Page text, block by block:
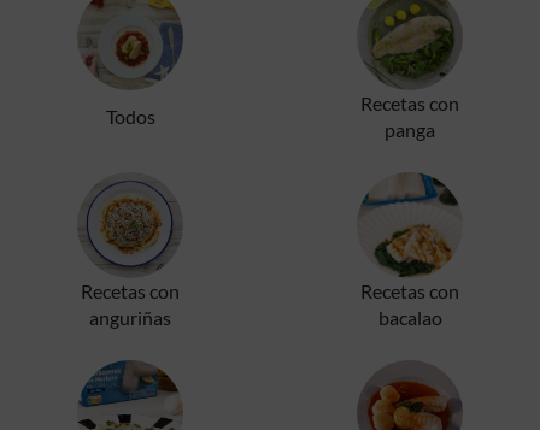
Todos
Recetas con
panga
Recetas con
anguriñas
Recetas con
bacalao